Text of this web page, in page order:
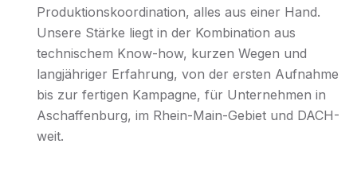
Produktionskoordination, alles aus einer Hand.
Unsere Stärke liegt in der Kombination aus
technischem Know-how, kurzen Wegen und
langjähriger Erfahrung, von der ersten Aufnahme
bis zur fertigen Kampagne, für Unternehmen in
Aschaffenburg, im Rhein-Main-Gebiet und DACH-
weit.